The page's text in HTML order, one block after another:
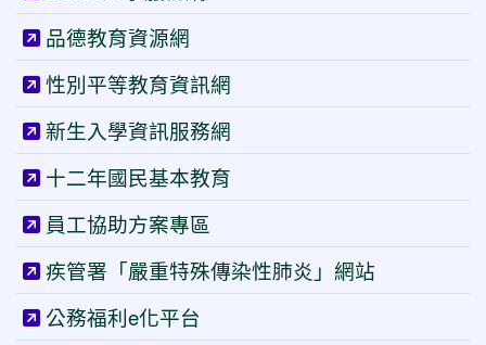
品德教育資源網
性別平等教育資訊網
新生入學資訊服務網
十二年國民基本教育
員工協助方案專區
疾管署「嚴重特殊傳染性肺炎」網站
公務福利e化平台